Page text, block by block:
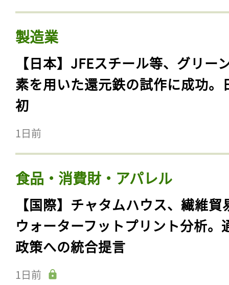
製造業
【日本】JFEスチール等、グリー
素を用いた還元鉄の試作に成功。
初
1日前
食品・消費財・アパレル
【国際】チャタムハウス、繊維貿
ウォーターフットプリント分析。
政策への統合提言
1日前